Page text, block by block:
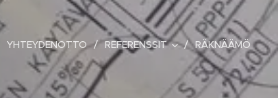
YHTEYDENOTTO REFERENSSIT RÄKNÄÄMÖ